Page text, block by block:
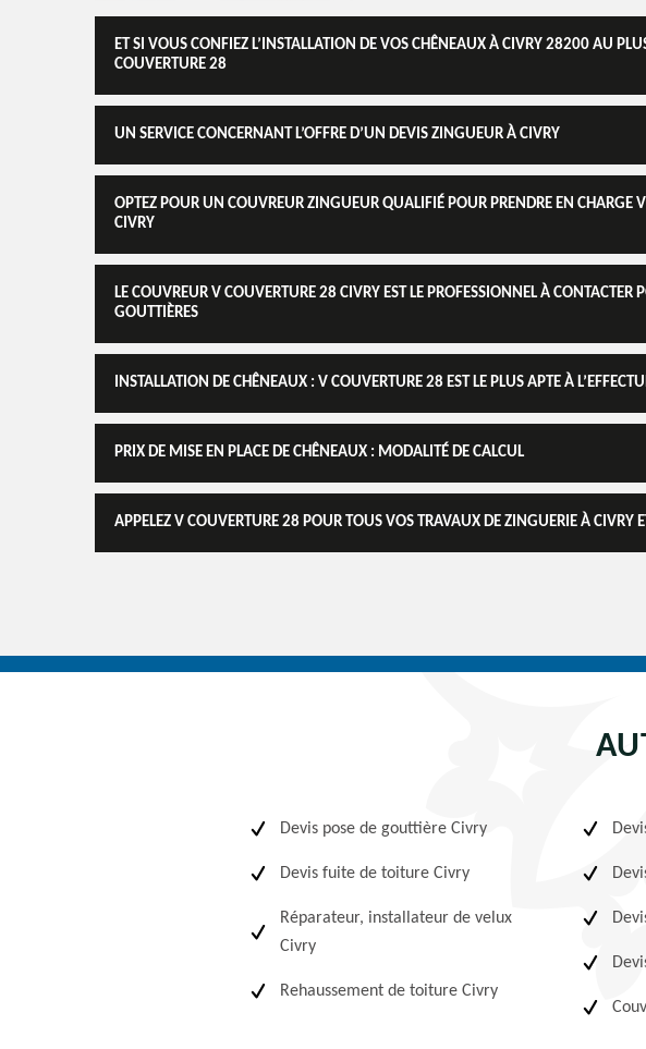
ET SI VOUS CONFIEZ L’INSTALLATION DE VOS CHÊNEAUX À CIVRY 28200 AU
COUVERTURE 28
UN SERVICE CONCERNANT L’OFFRE D’UN DEVIS ZINGUEUR À CIVRY
OPTEZ POUR UN COUVREUR ZINGUEUR QUALIFIÉ POUR PRENDRE EN CHARGE
CIVRY
LE COUVREUR V COUVERTURE 28 CIVRY EST LE PROFESSIONNEL À CONTACTER
GOUTTIÈRES
INSTALLATION DE CHÊNEAUX : V COUVERTURE 28 EST LE PLUS APTE À
PRIX DE MISE EN PLACE DE CHÊNEAUX : MODALITÉ DE CALCUL
APPELEZ V COUVERTURE 28 POUR TOUS VOS TRAVAUX DE ZINGUERIE À CIVRY
Devis pose de gouttière Civry
Devis fuite de toiture Civry
Réparateur, installateur de velux
Civry
Rehaussement de toiture Civry